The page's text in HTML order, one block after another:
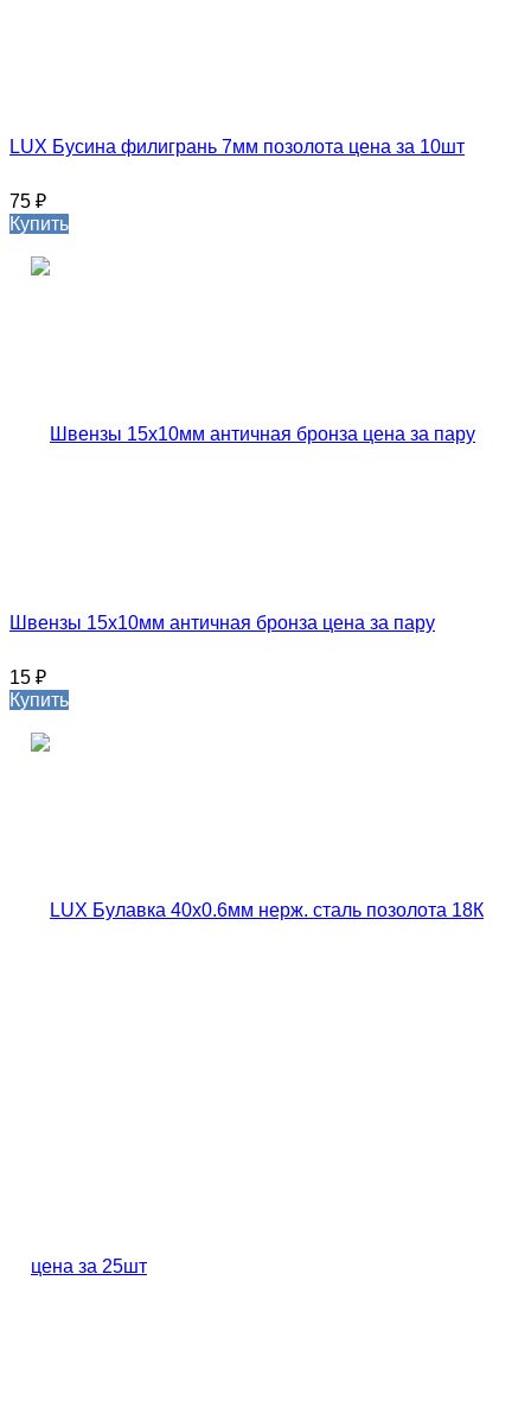
LUX Бусина филигрань 7мм позолота цена за 10шт
75 ₽
Купить
Швензы 15х10мм античная бронза цена за пару
15 ₽
Купить